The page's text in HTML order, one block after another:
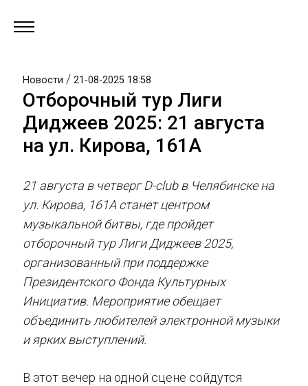
Новости / 21-08-2025 18:58
Отборочный тур Лиги
Диджеев 2025: 21 августа
на ул. Кирова, 161А
21 августа в четверг D-club в Челябинске на
ул. Кирова, 161А станет центром
музыкальной битвы, где пройдет
отборочный тур Лиги Диджеев 2025,
организованный при поддержке
Президентского Фонда Культурных
Инициатив. Мероприятие обещает
объединить любителей электронной музыки
и ярких выступлений.
В этот вечер на одной сцене сойдутся